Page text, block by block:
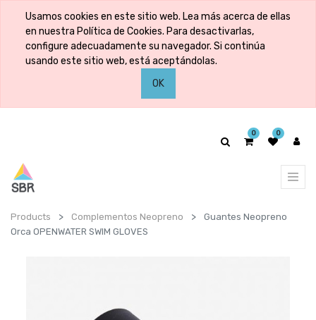
Usamos cookies en este sitio web. Lea más acerca de ellas
en nuestra Política de Cookies. Para desactivarlas,
configure adecuadamente su navegador. Si continúa
usando este sitio web, está aceptándolas.
OK
0 0
Products Complementos Neopreno
Guantes Neopreno
Orca OPENWATER SWIM GLOVES